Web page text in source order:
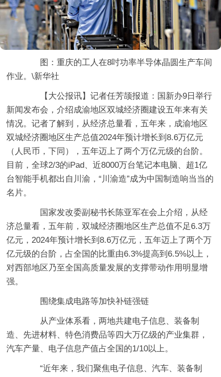
图：重庆的工人在8吋功率半导体晶圆生产车间
作业。\新华社
【大公报讯】记者任芳颉报道：国新办9日举行
新闻发布会，介绍成渝地区双城经济圈建设五年来有关
情况。记者了解到，从经济总量看，五年来，成渝地区
双城经济圈地区生产总值2024年预计增长到8.6万亿元
（人民币，下同），五年迈上了两个万亿元级的台阶。
目前，全球2/3的iPad、近8000万台笔记本电脑、超1亿
台智能手机都出自川渝，“川渝造”成为中国制造响当当的
名片。
国家发改委副秘书长陈亚军在会上介绍，从经
济总量看，五年前，双城经济圈地区生产总值不足6.3万
亿元，2024年预计增长到8.6万亿元，五年迈上了两个万
亿元级的台阶，占全国的比重由6.3%提高到6.5%以上，
对西部地区乃至全国高质量发展的支撑带动作用明显增
强。
围绕集成电路等加快补链强链
从产业体系看，两地共建电子信息、装备制
造、先进材料、特色消费品等四大万亿级的产业集群，
汽车产量、电子信息产值占全国的1/10以上。
“近年来，我们聚焦电子信息、汽车、装备制